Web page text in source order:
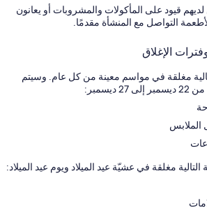
لديهم قيود على المأكولات والمشروبات أو يعانون
التواصل مع المنشأة مقدمًا.
الإغلاق
مغلقة في مواسم معينة من كل عام. وسيتم
مغلقة في عشيّة عيد الميلاد ويوم عيد الميلاد: